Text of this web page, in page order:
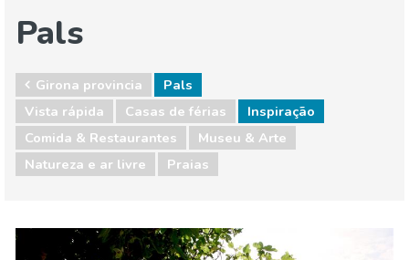
Pals
Girona provincia
Pals
Vista rápida
Casas de férias
Inspiração
Comida & Restaurantes
Museu & Arte
Natureza e ar livre
Praias
Comida & Restaurantes
Museu & Arte